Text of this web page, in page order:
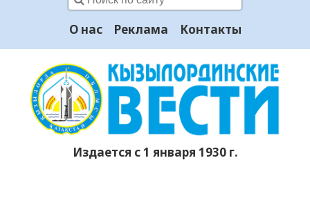
О нас Реклама Контакты
Издается с 1 января 1930 г.